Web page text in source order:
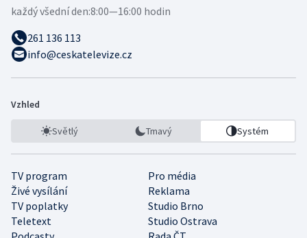
každý všední den:8:00—16:00 hodin
261 136 113
info@ceskatelevize.cz
Vzhled
Světlý Tmavý Systém
TV program
Pro média
Živé vysílání
Reklama
TV poplatky
Studio Brno
Teletext
Studio Ostrava